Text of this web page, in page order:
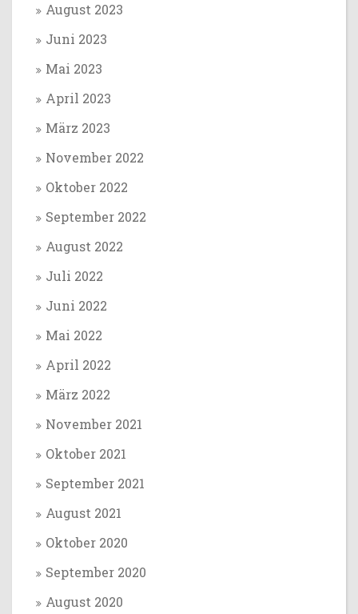
August 2023
Juni 2023
Mai 2023
April 2023
März 2023
November 2022
Oktober 2022
September 2022
August 2022
Juli 2022
Juni 2022
Mai 2022
April 2022
März 2022
November 2021
Oktober 2021
September 2021
August 2021
Oktober 2020
September 2020
August 2020